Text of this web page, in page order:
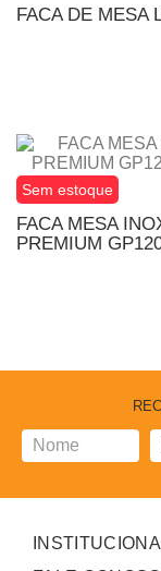
FACA DE MESA
Sem estoque
FACA MESA
PREMIUM